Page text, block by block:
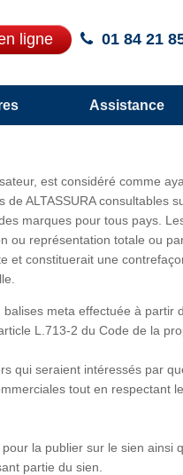
ligne 01 84 21
Assistance
est considéré comme
ALTASSURA consultables
marques pour tous pays.
ou représentation totale ou
et constituerait une
meta effectuée à partir
L.713-2 du Code de la
qui seraient intéressés par
tout en respectant
la publier sur le sien ainsi
partie du sien.